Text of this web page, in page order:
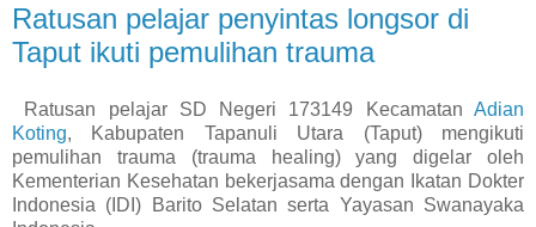
Ratusan pelajar penyintas longsor di
Taput ikuti pemulihan trauma
Ratusan pelajar SD Negeri 173149 Kecamatan Adian
Koting, Kabupaten Tapanuli Utara (Taput) mengikuti
pemulihan trauma (trauma healing) yang digelar oleh
Kementerian Kesehatan bekerjasama dengan Ikatan Dokter
Indonesia (IDI) Barito Selatan serta Yayasan Swanayaka